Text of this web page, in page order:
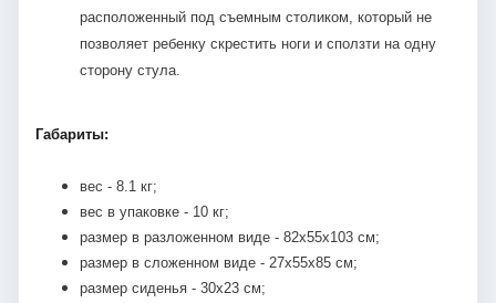
расположенный под съемным столиком, который не
позволяет ребенку скрестить ноги и сползти на одну
сторону стула.
Габариты:
вес - 8.1 кг;
вес в упаковке - 10 кг;
размер в разложенном виде - 82х55х103 см;
размер в сложенном виде - 27х55х85 см;
размер сиденья - 30х23 см;